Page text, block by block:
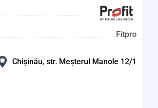
Fitpro
Chișinău, str. Meșterul Manole 12/1